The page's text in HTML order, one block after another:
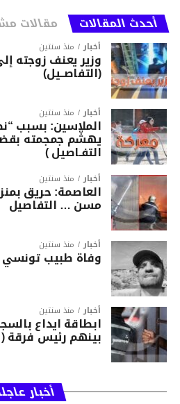
أحدث المقالات مقالات
أخبار منذ سنتين
وزير يعنف زوجته
(التفاصــيل)
أخبار منذ سنتين
الملاسين: بسبب
يهشّم جمجمته
التفـاصيل )
أخبار منذ سنتين
العاصمة: حريق
مسن … التفاصيل
أخبار منذ سنتين
وفاة طبيب
أخبار منذ سنتين
بينهم رئيس فرقة
أخبار